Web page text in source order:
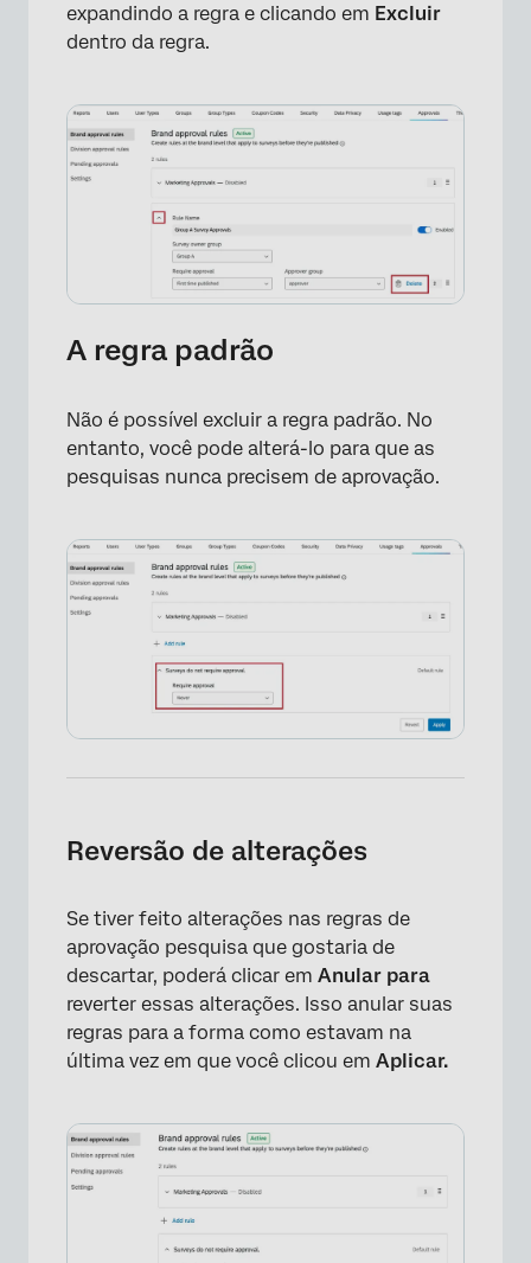
expandindo a regra e clicando em Excluir
dentro da regra.
×
A regra padrão
Não é possível excluir a regra padrão. No
entanto, você pode alterá-lo para que as
pesquisas nunca precisem de aprovação.
Reversão de alterações
Se tiver feito alterações nas regras de
aprovação pesquisa que gostaria de
descartar, poderá clicar em Anular para
reverter essas alterações. Isso anular suas
regras para a forma como estavam na
última vez em que você clicou em Aplicar.